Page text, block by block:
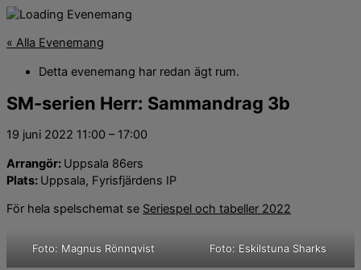
« Alla Evenemang
Detta evenemang har redan ägt rum.
SM-serien Herr: Sammandrag 3b
19 juni 2022 11:00 – 17:00
Arrangör: Uppsala 86ers
Plats: Uppsala, Fyrisfjärdens IP
För hela spelschemat se Seriespel och tabeller 2022
Foto: Magnus Rönnqvist Foto: Eskilstuna Sharks